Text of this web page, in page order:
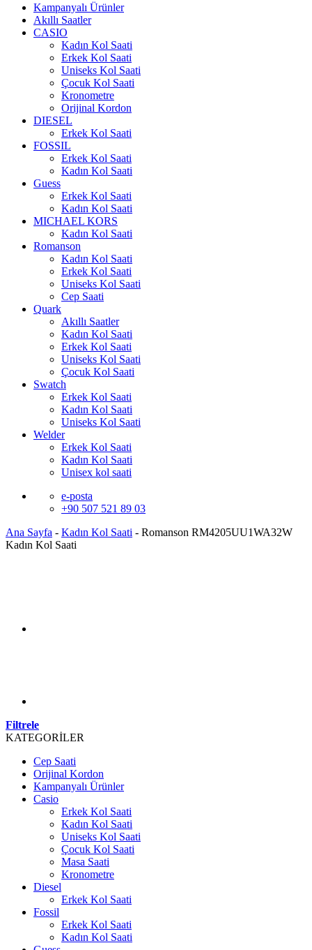
Kampanyalı Ürünler
Akıllı Saatler
CASIO
Kadın Kol Saati
Erkek Kol Saati
Uniseks Kol Saati
Çocuk Kol Saati
Kronometre
Orijinal Kordon
DIESEL
Erkek Kol Saati
FOSSIL
Erkek Kol Saati
Kadın Kol Saati
Guess
Erkek Kol Saati
Kadın Kol Saati
MICHAEL KORS
Kadın Kol Saati
Romanson
Kadın Kol Saati
Erkek Kol Saati
Uniseks Kol Saati
Cep Saati
Quark
Akıllı Saatler
Kadın Kol Saati
Erkek Kol Saati
Uniseks Kol Saati
Çocuk Kol Saati
Swatch
Erkek Kol Saati
Kadın Kol Saati
Uniseks Kol Saati
Welder
Erkek Kol Saati
Kadın Kol Saati
Unisex kol saati
e-posta
+90 507 521 89 03
Ana Sayfa - Kadın Kol Saati - Romanson RM4205UU1WA32W
Kadın Kol Saati
Filtrele
KATEGORİLER
Cep Saati
Orijinal Kordon
Kampanyalı Ürünler
Casio
Erkek Kol Saati
Kadın Kol Saati
Uniseks Kol Saati
Çocuk Kol Saati
Masa Saati
Kronometre
Diesel
Erkek Kol Saati
Fossil
Erkek Kol Saati
Kadın Kol Saati